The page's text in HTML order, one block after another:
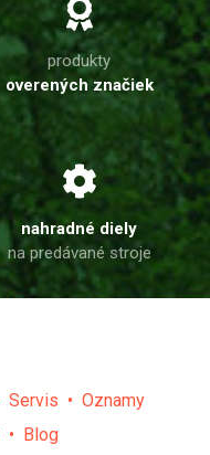
produkty
overených značiek
nahradné diely
na predávané stroje
Servis
Oznamy
Blog